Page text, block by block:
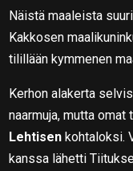
Näistä maaleista
Kakkosen
tilillään kymmenen
Kerhon alakerta
naarmuja, mutta
Lehtisen kohtaloksi.
kanssa lähetti